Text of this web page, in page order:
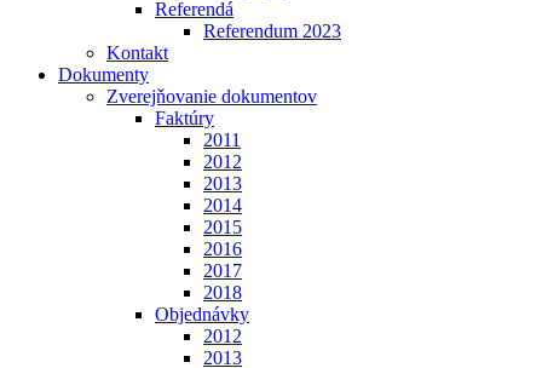
Referendá
Referendum 2023
Kontakt
Dokumenty
Zverejňovanie dokumentov
Faktúry
2011
2012
2013
2014
2015
2016
2017
2018
Objednávky
2012
2013